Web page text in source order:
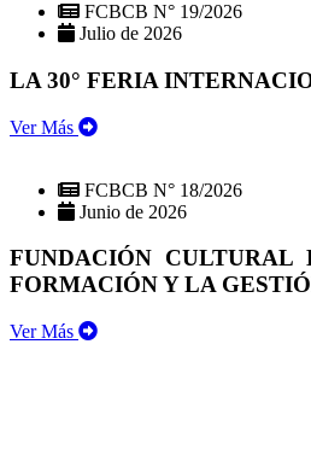
FCBCB N° 19/2026
Julio de 2026
LA 30° FERIA
Ver Más
FCBCB N° 18/2026
Junio de 2026
FUNDACIÓN
FORMACIÓN Y LA
Ver Más